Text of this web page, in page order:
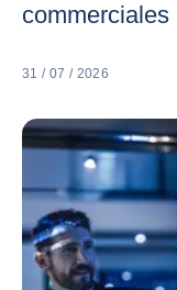
commerciales
31 / 07 / 2026